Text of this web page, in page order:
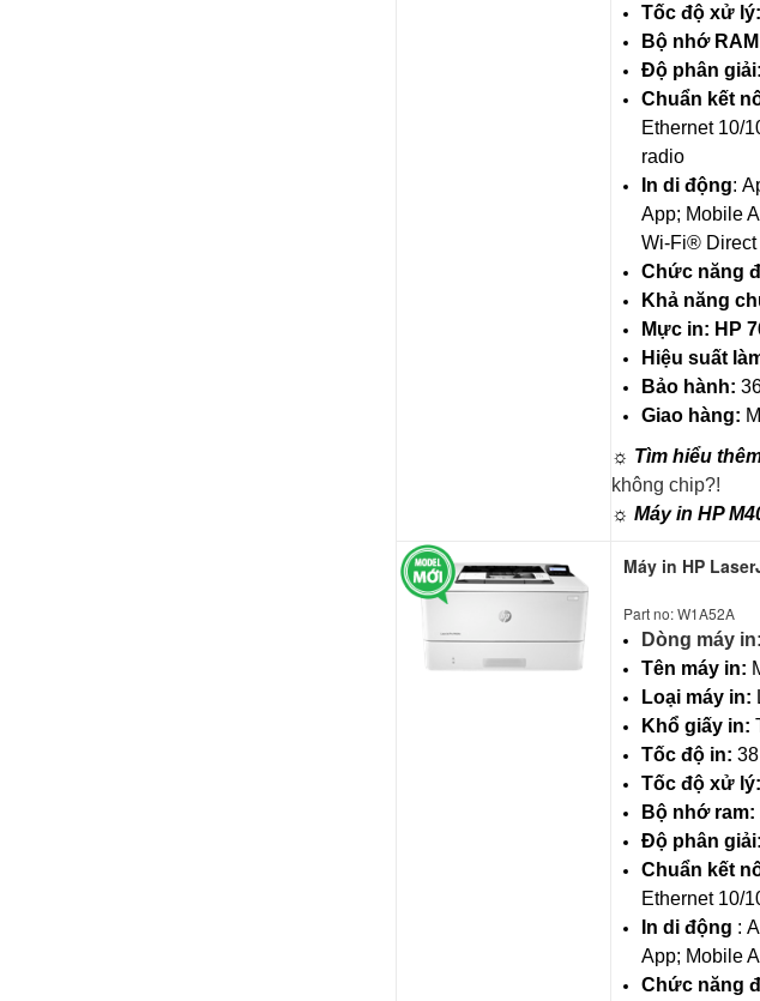
Tốc độ xử lý:
Bộ nhớ
Độ phân giải:
Chuẩn kết
Ethernet 10/
radio
In di động:
App; Mobile
Wi-Fi® Direct
Chức năng
Khả năng
Mực in: HP
Hiệu suất
Bảo hành:
Giao hàng:
☼ Tìm hiểu
không chip?!
☼ Máy in HP
Máy in HP
Part no: W1A52A
Dòng máy
Tên máy in:
Loại máy in:
Khổ giấy in:
Tốc độ in:
Tốc độ xử lý:
Bộ nhớ ram:
Độ phân giải:
Chuẩn kết
Ethernet 10/
In di động :
App; Mobile
Chức năng